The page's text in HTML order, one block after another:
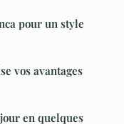
pour un style
vos avantages
en quelques